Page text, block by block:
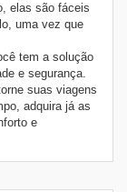
elas são fáceis
uma vez que
tem a solução
e segurança.
suas viagens
adquira já as
e